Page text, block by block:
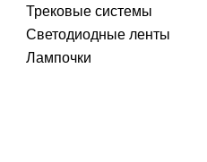
Трековые системы
Светодиодные ленты
Лампочки